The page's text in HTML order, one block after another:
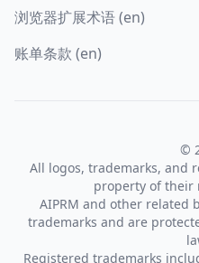
浏览器扩展术语 (en)
账单条款 (en)
©
All logos, trademarks, and
property of their
AIPRM and other related
trademarks and are
Registered trademarks